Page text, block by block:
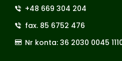
+48 669 304 204
fax. 85 6752 476
Nr konta: 36 2030 0045